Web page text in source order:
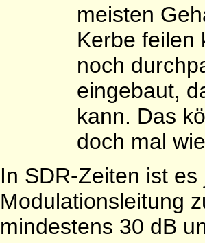
meisten
Kerbe feilen
noch
eingebaut,
kann. Das
doch mal
In SDR-Zeiten ist
Modulationsleitung
mindestens 30 dB